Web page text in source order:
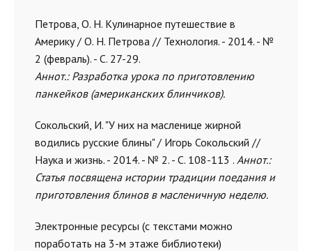
Петрова, О. Н. Кулинарное путешествие в
Америку / О. Н. Петрова // Технология. - 2014. - №
2 (февраль). - С. 27-29.
Аннот.: Разработка урока по приготовлению
панкейков (американских блинчиков).
Сокольский, И. "У них на масленице жирной
водились русские блины" / Игорь Сокольский //
Наука и жизнь. - 2014. - № 2. - С. 108-113 . Аннот.:
Статья посвящена истории традиции поедания и
приготовления блинов в масленичную неделю.
Электронные ресурсы (с текстами можно
поработать на 3-м этаже библиотеки)